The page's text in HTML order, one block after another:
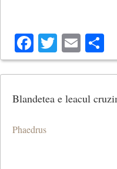
Facebook
Twitter
Email
Blandetea e leacul
Phaedrus